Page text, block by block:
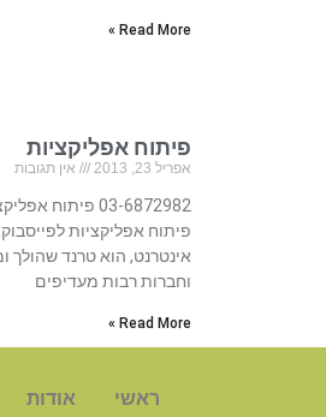
Read More »
פיתוח אפליקציות
אפריל 23, 2013 אין תגובות
03-6872982
פיתוח אפליקציות
אינטרנט, הוא טרנד שהולך
וחברות רבות מעדיפים
Read More »
ראשי אודות